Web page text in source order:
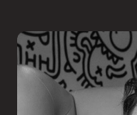
Academias